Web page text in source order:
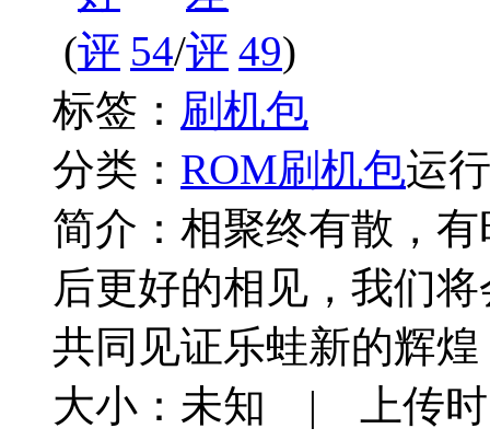
( 54/ 49)
标签： 刷机包
分类： ROM刷机包运
简介： 相聚终有散，
后更好的相见，我们
共同见证乐蛙新的辉煌
大小：未知 | 上传